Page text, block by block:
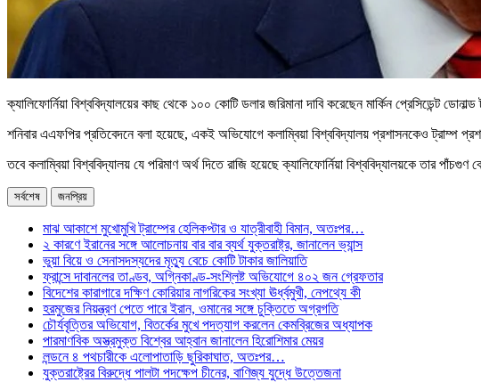
ক্যালিফোর্নিয়া বিশ্ববিদ্যালয়ের কাছ থেকে ১০০ কোটি ডলার জরিমানা দাবি করেছেন মার্কিন প্রেসিডেন্ট
শনিবার এএফপির প্রতিবেদনে বলা হয়েছে, একই অভিযোগে কলাম্বিয়া বিশ্ববিদ্যালয় প্রশাসনকেও ট্রাম্প
তবে কলাম্বিয়া বিশ্ববিদ্যালয় যে পরিমাণ অর্থ দিতে রাজি হয়েছে ক্যালিফোর্নিয়া বিশ্ববিদ্যালয়কে তার পাঁচগুণ
সর্বশেষ জনপ্রিয়
মাঝ আকাশে মুখোমুখি ট্রাম্পের হেলিকপ্টার ও যাত্রীবাহী বিমান, অতঃপর…
২ কারণে ইরানের সঙ্গে আলোচনায় বার বার ব্যর্থ যুক্তরাষ্ট্র, জানালেন ভ্যান্স
ভুয়া বিয়ে ও সেনাসদস্যদের মৃত্যু বেচে কোটি টাকার জালিয়াতি
ফ্রান্সে দাবানলের তাণ্ডব, অগ্নিকাণ্ড-সংশ্লিষ্ট অভিযোগে ৪০২ জন গ্রেফতার
বিদেশের কারাগারে দক্ষিণ কোরিয়ার নাগরিকের সংখ্যা ঊর্ধ্বমুখী, নেপথ্যে কী
হরমুজের নিয়ন্ত্রণ পেতে পারে ইরান, ওমানের সঙ্গে চুক্তিতে অগ্রগতি
চৌর্যবৃত্তির অভিযোগ, বিতর্কের মুখে পদত্যাগ করলেন কেমব্রিজের অধ্যাপক
পারমাণবিক অস্ত্রমুক্ত বিশ্বের আহ্বান জানালেন হিরোশিমার মেয়র
লন্ডনে ৪ পথচারীকে এলোপাতাড়ি ছুরিকাঘাত, অতঃপর…
যুক্তরাষ্ট্রের বিরুদ্ধে পালটা পদক্ষেপ চীনের, বাণিজ্য যুদ্ধে ‍উত্তেজনা